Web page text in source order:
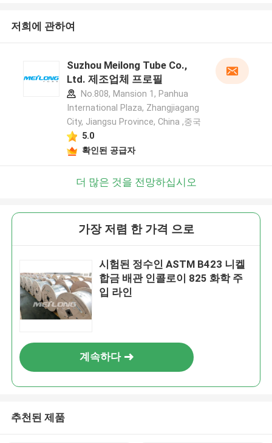
저희에 관하여
Suzhou Meilong Tube Co.,
Ltd. 제조업체 프로필
No.808, Mansion 1, Panhua
International Plaza, Zhangjiagang
City, Jiangsu Province, China ,중국
5.0
확인된 공급자
더 많은 것을 전망하십시오
가장 저렴 한 가격 으로
시험된 정수인 ASTM B423 니켈
합금 배관 인콜로이 825 화학 주
입 라인
계속하다
추천된 제품